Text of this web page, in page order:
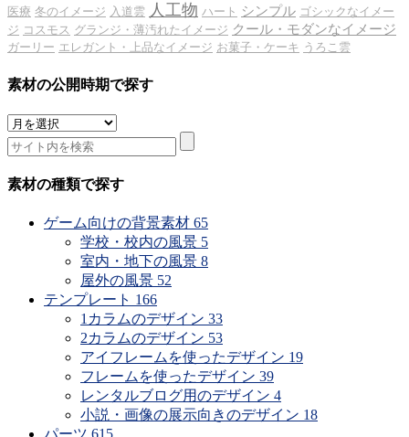
医療 冬のイメージ 入道雲 人工物 ハート シンプル ゴシックなイメー
ジ コスモス グランジ・薄汚れたイメージ クール・モダンなイメージ
ガーリー エレガント・上品なイメージ お菓子・ケーキ うろこ雲
素材の公開時期で探す
素
材
の
公
素材の種類で探す
ゲーム向けの背景素材 65
学校・校内の風景 5
室内・地下の風景 8
屋外の風景 52
テンプレート 166
1カラムのデザイン 33
2カラムのデザイン 53
アイフレームを使ったデザイン 19
フレームを使ったデザイン 39
レンタルブログ用のデザイン 4
小説・画像の展示向きのデザイン 18